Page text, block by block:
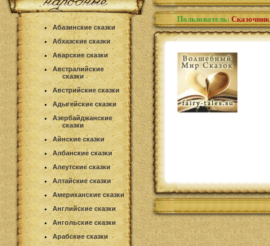
Абазинские сказки
Абхазские сказки
Аварские сказки
Австралийские
сказки
Австрийские сказки
Адыгейские сказки
Азербайджанские
сказки
Айнские сказки
Албанские сказки
Алеутские сказки
Алтайские сказки
Американские сказки
Английские сказки
Ангольские сказки
Арабские сказки
Пользователь: Сказочник